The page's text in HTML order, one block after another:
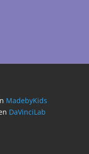
MadebyKids
DaVinciLab